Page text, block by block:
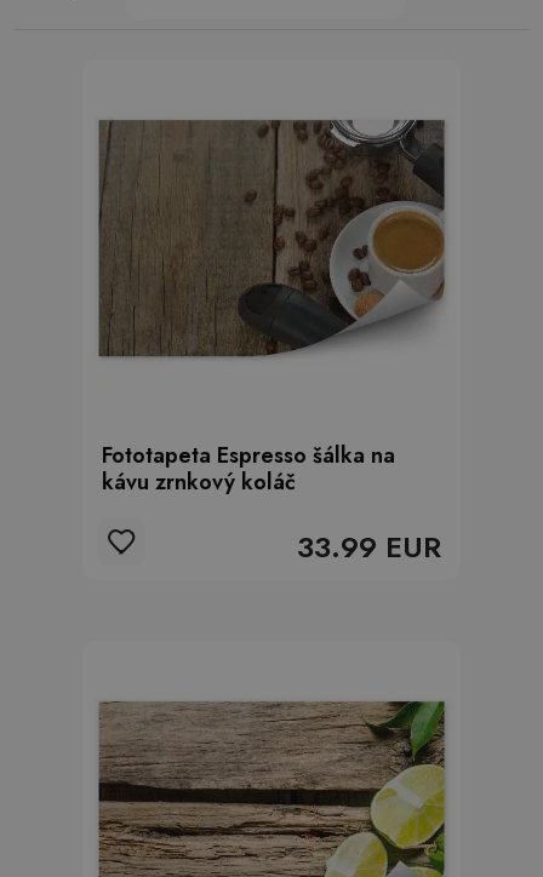
Fototapeta Espresso šálka na
kávu zrnkový koláč
33.99 EUR